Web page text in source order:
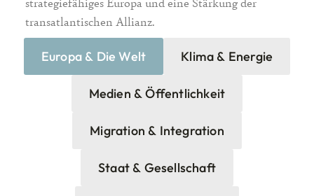
transatlantischen Allianz.
Europa & Die Welt Klima & Energie
Medien & Öffentlichkeit
Migration & Integration
Staat & Gesellschaft